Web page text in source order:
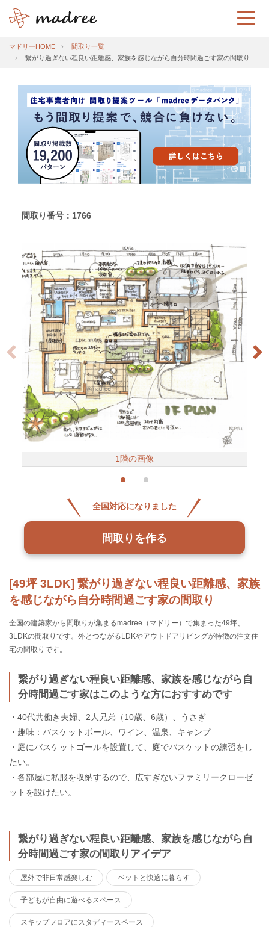
マドリーHOME
間取り一覧
繋がり過ぎない程良い距離感、家族を感じながら自分時間過ごす家の間取り
[49坪 3LDK] 繋がり過ぎない程良い距離感、家族
を感じながら自分時間過ごす家の間取り
全国の建築家から間取りが集まるmadree（マドリー）で集まった49坪、
3LDKの間取りです。外とつながるLDKやアウトドアリビングが特徴の注文住
宅の間取りです。
繋がり過ぎない程良い距離感、家族を感じながら自
分時間過ごす家はこのような方におすすめです
・40代共働き夫婦、2人兄弟（10歳、6歳）、うさぎ
・趣味：バスケットボール、ワイン、温泉、キャンプ
・庭にバスケットゴールを設置して、庭でバスケットの練習をし
たい。
・各部屋に私服を収納するので、広すぎないファミリークローゼ
ットを設けたい。
繋がり過ぎない程良い距離感、家族を感じながら自
分時間過ごす家の間取りアイデア
屋外で非日常感楽しむ ペットと快適に暮らす
子どもが自由に遊べるスペース
スキップフロアにスタディースペース
間取り番号：1766
1階の画像
全国対応になりました
間取りを作る